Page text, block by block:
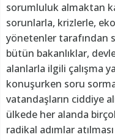
sorumluluk almaktan
sorunlarla, krizlerle,
yönetenler tarafından
bütün bakanlıklar,
alanlarla ilgili çalışma
konuşurken soru
vatandaşların ciddiye
ülkede her alanda
radikal adımlar